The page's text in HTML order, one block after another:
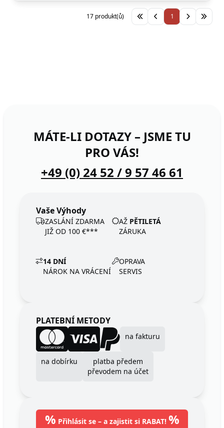
1
17 produkt(ů)
MÁTE-LI DOTAZY – JSME TU
PRO VÁS!
+49 (0) 24 52 / 9 57 46 61
Vaše Výhody
ZASLÁNÍ ZDARMA
JIŽ OD 100 €***
AŽ PĚTILETÁ
ZÁRUKA
14 DNÍ
NÁROK NA VRÁCENÍ
OPRAVA
SERVIS
PLATEBNÍ METODY
na fakturu
na dobírku
platba předem
převodem na účet
% Přihlásit se – a zajistit si RABAT! %